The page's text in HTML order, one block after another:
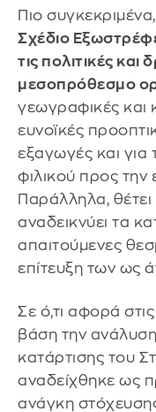
Πιο συγκεκριμένα,
Σχέδιο
τις πολιτικές
μεσοπρόθεσμο
γεωγραφικές και
ευνοϊκές
εξαγωγές και για
φιλικού προς
Παράλληλα,
αναδεικνύει τα
απαιτούμενες
επίτευξη των ως
Σε ό,τι αφορά
βάση την
κατάρτισης του
αναδείχθηκε ως
ανάγκη